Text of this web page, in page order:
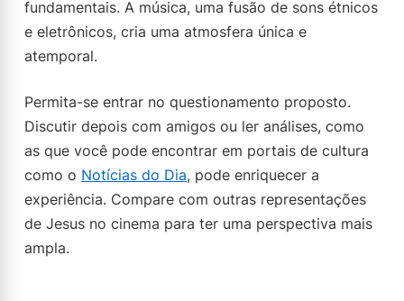
fundamentais. A música, uma fusão de sons étnicos
e eletrônicos, cria uma atmosfera única e
atemporal.
Permita-se entrar no questionamento proposto.
Discutir depois com amigos ou ler análises, como
as que você pode encontrar em portais de cultura
como o Notícias do Dia, pode enriquecer a
experiência. Compare com outras representações
de Jesus no cinema para ter uma perspectiva mais
ampla.